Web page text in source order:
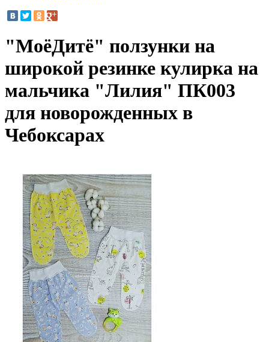
"МоёДитё" ползунки на
широкой резинке кулирка на
мальчика "Лилия" ПК003
для новорожденных в
Чебоксарах